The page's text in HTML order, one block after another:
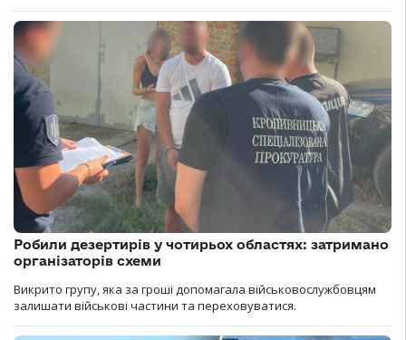
Робили дезертирів у чотирьох областях: затримано
організаторів схеми
Викрито групу, яка за гроші допомагала військовослужбовцям
залишати військові частини та переховуватися.